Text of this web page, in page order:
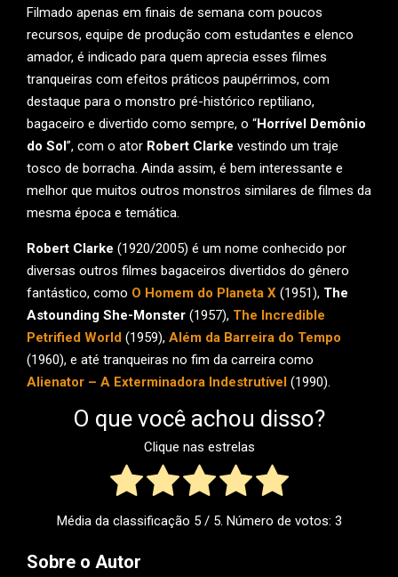
Filmado apenas em finais de semana com poucos
recursos, equipe de produção com estudantes e elenco
amador, é indicado para quem aprecia esses filmes
tranqueiras com efeitos práticos paupérrimos, com
destaque para o monstro pré-histórico reptiliano,
bagaceiro e divertido como sempre, o “Horrível Demônio
do Sol ”, com o ator Robert Clarke vestindo um traje
tosco de borracha. Ainda assim, é bem interessante e
melhor que muitos outros monstros similares de filmes da
mesma época e temática.
Robert Clarke (1920/2005) é um nome conhecido por
diversas outros filmes bagaceiros divertidos do gênero
fantástico, como O Homem do Planeta X (1951), The
Astounding She-Monster (1957), The Incredible
Petrified World (1959), Além da Barreira do Tempo
(1960), e até tranqueiras no fim da carreira como
Alienator – A Exterminadora Indestrutível (1990).
O que você achou disso?
Clique nas estrelas
Média da classificação 5/ 5. Número de votos: 3
Sobre o Autor